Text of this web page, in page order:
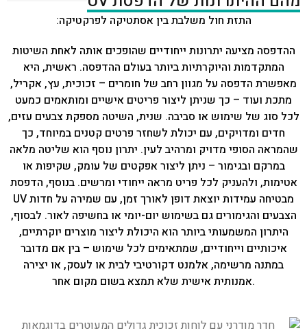
התזת חול משלבת בין אסתטיקה לפרקטיקה:
ההדפסה מציעה יתרונות ייחודיים שהופכים אותה לאחת השיטות
המתקדמות והיוקרתיות ביותר בעולם ההדפסה. ראשית, היא
מאפשרת הדפסה על מגוון רחב של חומרים – זכוכית, עץ, אקריל,
מתכת ועוד – כך שניתן ליצור פריטים אישיים ומותאמים כמעט
לכל סוג של שימוש או סביבה. שנית, השיטה מספקת צבעים עזים,
חדים ומדויקים, עם יכולת לשחזר פרטים קטנים במיוחד, כך
שהמראה הסופי מדויק ומרהיב לעין. יתרון נוסף הוא שליטה מלאה
במרקם ובגימור – ניתן ליצור אפקטים של עומק, שקיפות או
אטימות, ולהעניק לכל פריט מראה ייחודי ומרשים. בנוסף, הדפסת
UV מבטיחה עמידות יוצאת דופן לאורך זמן, עם שמירה על חדות
הצבעים והגימורים גם בשימוש יום-יומי או בחשיפה לאור. לבסוף,
היתרון המשמעותי ביותר הוא היכולת ליצור מוצרים יוקרתיים,
איכותיים וייחודיים, שמתאימים לכל שימוש – בין אם מדובר
במתנה מרשימה, אלמנט דקורטיבי לבית או לעסק, או יצירה
אמנותית אישית שלא תמצא בשום מקום אחר.